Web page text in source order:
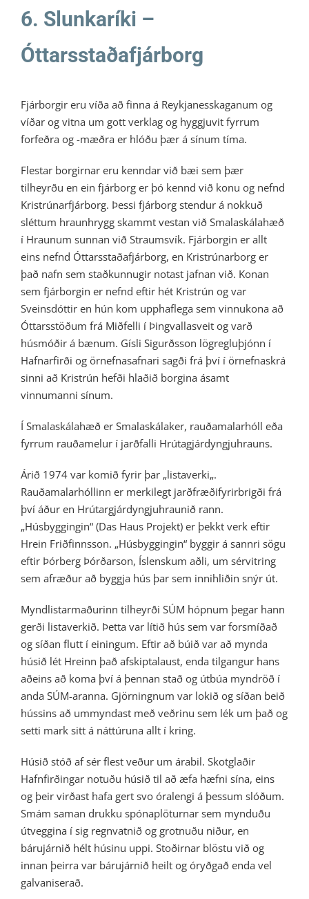
6. Slunkaríki –
Óttarsstaðafjárborg
Fjárborgir eru víða að finna á Reykjanesskaganum og
víðar og vitna um gott verklag og hyggjuvit fyrrum
forfeðra og -mæðra er hlóðu þær á sínum tíma.
Flestar borgirnar eru kenndar við bæi sem þær
tilheyrðu en ein fjárborg er þó kennd við konu og nefnd
Kristrúnarfjárborg. Þessi fjárborg stendur á nokkuð
sléttum hraunhrygg skammt vestan við Smalaskálahæð
í Hraunum sunnan við Straumsvík. Fjárborgin er allt
eins nefnd Óttarsstaðafjárborg, en Kristrúnarborg er
það nafn sem staðkunnugir notast jafnan við. Konan
sem fjárborgin er nefnd eftir hét Kristrún og var
Sveinsdóttir en hún kom upphaflega sem vinnukona að
Óttarsstöðum frá Miðfelli í Þingvallasveit og varð
húsmóðir á bænum. Gísli Sigurðsson lögregluþjónn í
Hafnarfirði og örnefnasafnari sagði frá því í örnefnaskrá
sinni að Kristrún hefði hlaðið borgina ásamt
vinnumanni sínum.
Í Smalaskálahæð er Smalaskálaker, rauðamalarhóll eða
fyrrum rauðamelur í jarðfalli Hrútagjárdyngjuhrauns.
Árið 1974 var komið fyrir þar „listaverki„.
Rauðamalarhóllinn er merkilegt jarðfræðifyrirbrigði frá
því áður en Hrútargjárdyngjuhraunið rann.
„Húsbyggingin“ (Das Haus Projekt) er þekkt verk eftir
Hrein Friðfinnsson. „Húsbyggingin“ byggir á sannri sögu
eftir Þórberg Þórðarson, Íslenskum aðli, um sérvitring
sem afræður að byggja hús þar sem innihliðin snýr út.
Myndlistarmaðurinn tilheyrði SÚM hópnum þegar hann
gerði listaverkið. Þetta var lítið hús sem var forsmíðað
og síðan flutt í einingum. Eftir að búið var að mynda
húsið lét Hreinn það afskiptalaust, enda tilgangur hans
aðeins að koma því á þennan stað og útbúa myndröð í
anda SÚM-aranna. Gjörningnum var lokið og síðan beið
hússins að ummyndast með veðrinu sem lék um það og
setti mark sitt á náttúruna allt í kring.
Húsið stóð af sér flest veður um árabil. Skotglaðir
Hafnfirðingar notuðu húsið til að æfa hæfni sína, eins
og þeir virðast hafa gert svo óralengi á þessum slóðum.
Smám saman drukku spónaplöturnar sem mynduðu
útveggina í sig regnvatnið og grotnuðu niður, en
bárujárnið hélt húsinu uppi. Stoðirnar blöstu við og
innan þeirra var bárujárnið heilt og óryðgað enda vel
galvaniserað.